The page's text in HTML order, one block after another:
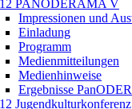
PANODERAMA V
Impressionen und
Einladung
Programm
Medienmitteilungen
Medienhinweise
Ergebnisse
Jugendkulturkonferenz